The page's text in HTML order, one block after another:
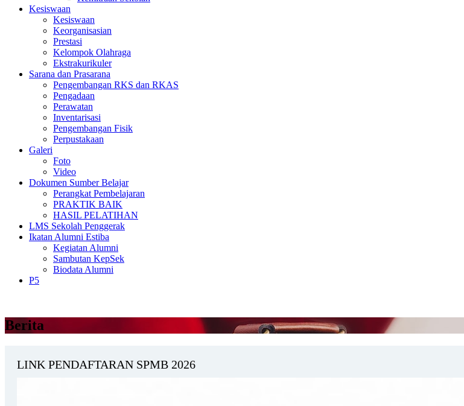
Kesiswaan
Kesiswaan
Keorganisasian
Prestasi
Kelompok Olahraga
Ekstrakurikuler
Sarana dan Prasarana
Pengembangan RKS dan RKAS
Pengadaan
Perawatan
Inventarisasi
Pengembangan Fisik
Perpustakaan
Galeri
Foto
Video
Dokumen Sumber Belajar
Perangkat Pembelajaran
PRAKTIK BAIK
HASIL PELATIHAN
LMS Sekolah Penggerak
Ikatan Alumni Estiba
Kegiatan Alumni
Sambutan KepSek
Biodata Alumni
P5
Berita
LINK PENDAFTARAN SPMB 2026